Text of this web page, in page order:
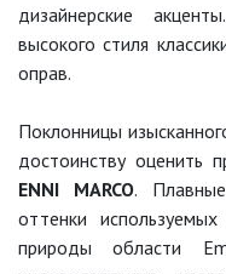
дизайнерские
высокого стиля
оправ.
Поклонницы
достоинству оценить
ENNI MARCO.
оттенки
природы области